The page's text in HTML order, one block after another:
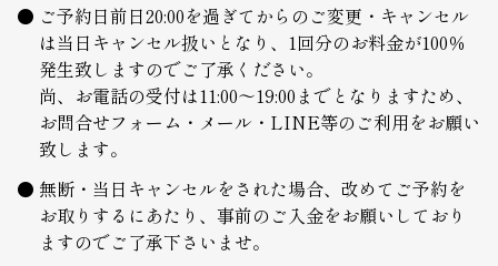
ご予約日前日20:00を過ぎてからのご変更・キャンセル
は当日キャンセル扱いとなり、1回分のお料金が100％
発生致しますのでご了承ください。
尚、お電話の受付は11:00～19:00までとなりますため、
お問合せフォーム・メール・LINE等のご利用をお願い
致します。
無断・当日キャンセルをされた場合、改めてご予約を
お取りするにあたり、事前のご入金をお願いしており
ますのでご了承下さいませ。